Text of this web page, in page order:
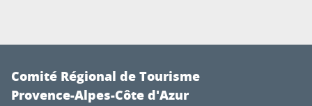
Comité Régional de Tourisme
Provence-Alpes-Côte d'Azur